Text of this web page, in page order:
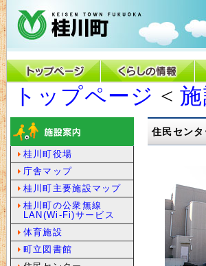
トップページ <
住民センタ
桂川町役場
庁舎マップ
桂川町主要施設マップ
桂川町の公衆無線
LAN(Wi-Fi)サービス
体育施設
町立図書館